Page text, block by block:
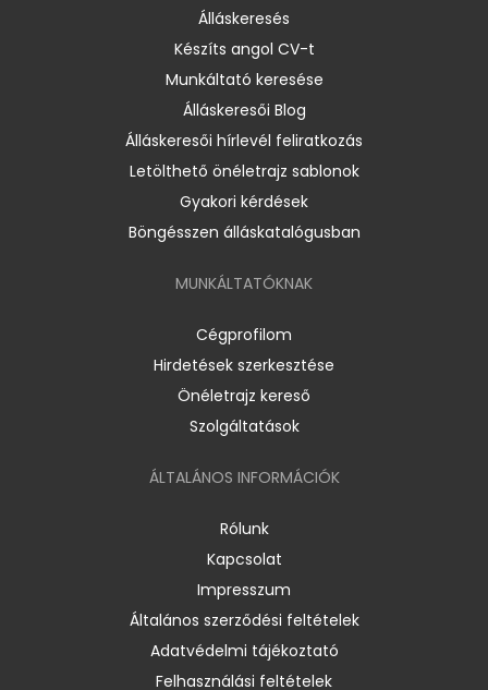
Álláskeresés
Készíts angol CV-t
Munkáltató keresése
Álláskeresői Blog
Álláskeresői hírlevél feliratkozás
Letölthető önéletrajz sablonok
Gyakori kérdések
Böngésszen álláskatalógusban
MUNKÁLTATÓKNAK
Cégprofilom
Hirdetések szerkesztése
Önéletrajz kereső
Szolgáltatások
ÁLTALÁNOS INFORMÁCIÓK
Rólunk
Kapcsolat
Impresszum
Általános szerződési feltételek
Adatvédelmi tájékoztató
Felhasználási feltételek